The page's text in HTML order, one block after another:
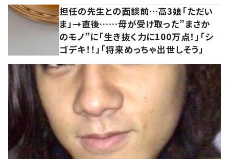
担任の先生との面談前…高3娘「ただい
ま」→直後……母が受け取った”まさか
のモノ”に「生き抜く力に100万点！」「シ
ゴデキ！！」「将来めっちゃ出世しそう」